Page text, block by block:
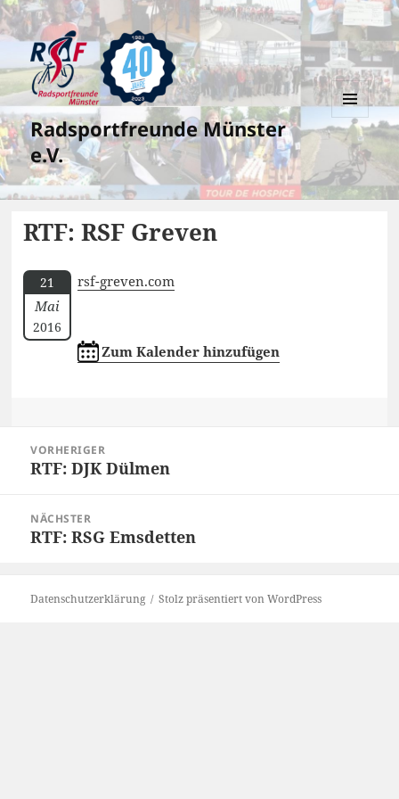
Radsportfreunde Münster
e.V.
MENÜ
UND
WIDGETS
RTF: RSF Greven
21
Mai
2016
rsf-greven.com
Zum Kalender hinzufügen
VORHERIGER
Vorheriger
RTF: DJK Dülmen
NÄCHSTER
Nächster
RTF: RSG Emsdetten
Datenschutzerklärung Stolz präsentiert von WordPress